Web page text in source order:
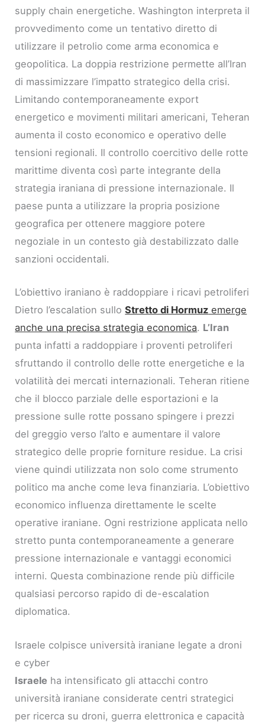
supply chain energetiche. Washington interpreta il
provvedimento come un tentativo diretto di
utilizzare il petrolio come arma economica e
geopolitica. La doppia restrizione permette all’Iran
di massimizzare l’impatto strategico della crisi.
Limitando contemporaneamente export
energetico e movimenti militari americani, Teheran
aumenta il costo economico e operativo delle
tensioni regionali. Il controllo coercitivo delle rotte
marittime diventa così parte integrante della
strategia iraniana di pressione internazionale. Il
paese punta a utilizzare la propria posizione
geografica per ottenere maggiore potere
negoziale in un contesto già destabilizzato dalle
sanzioni occidentali.
L’obiettivo iraniano è raddoppiare i ricavi petroliferi
Dietro l’escalation sulloStretto di Hormuz emerge
anche una precisa strategia economica. L’Iran
punta infatti a raddoppiare i proventi petroliferi
sfruttando il controllo delle rotte energetiche e la
volatilità dei mercati internazionali. Teheran ritiene
che il blocco parziale delle esportazioni e la
pressione sulle rotte possano spingere i prezzi
del greggio verso l’alto e aumentare il valore
strategico delle proprie forniture residue. La crisi
viene quindi utilizzata non solo come strumento
politico ma anche come leva finanziaria. L’obiettivo
economico influenza direttamente le scelte
operative iraniane. Ogni restrizione applicata nello
stretto punta contemporaneamente a generare
pressione internazionale e vantaggi economici
interni. Questa combinazione rende più difficile
qualsiasi percorso rapido di de-escalation
diplomatica.
Israele colpisce università iraniane legate a droni
e cyber
Israele ha intensificato gli attacchi contro
università iraniane considerate centri strategici
per ricerca su droni, guerra elettronica e capacità